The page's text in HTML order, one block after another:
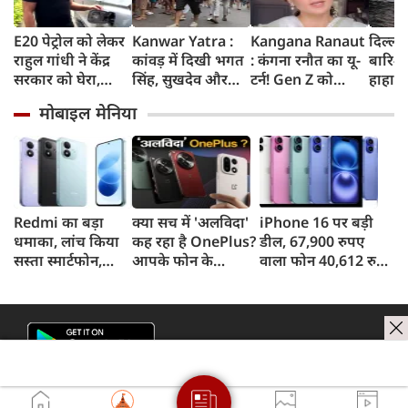
E20 पेट्रोल को लेकर
राहुल गांधी ने केंद्र
सरकार को घेरा,
लोगों की गाड़ियां हो
रहीं खराब, BJP ने
बताया खराब
पटकथा
Kanwar Yatra :
कांवड़ में दिखी भगत
सिंह, सुखदेव और
अमरगाथा,
शिवभक्तों ने अनोखे
अंदाज में दी
श्रद्धांजलि
Kangana Ranaut
: कंगना रनौत का यू-
टर्न! Gen Z को
'सबसे बड़ी ताकत',
कुछ दिन पहले
प्रदर्शनकारियों को
कहा था 'जेनरेशन
गटर'
जाम
सड़कों
तक
मोबाइल मेनिया
Redmi का बड़ा
धमाका, लांच किया
सस्ता स्मार्टफोन,
क्या सच में 'अलविदा'
कह रहा है OnePlus?
आपके फोन के
iPhone 16 पर बड़ी
डील, 67,900 रुपए
वाला फोन 40,612 रुपए